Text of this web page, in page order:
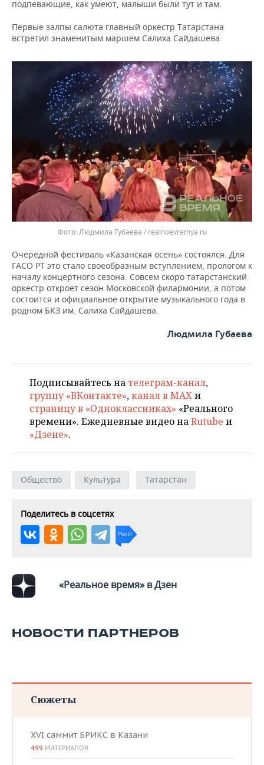
подпевающие, как умеют, малыши были тут и там.
Первые залпы салюта главный оркестр Татарстана
встретил знаменитым маршем Салиха Сайдашева.
Людмила Губаева / realnoevremya.ru
Очередной фестиваль «Казанская осень» состоялся. Для
ГАСО РТ это стало своеобразным вступлением, прологом к
началу концертного сезона. Совсем скоро татарстанский
оркестр откроет сезон Московской филармонии, а потом
состоится и официальное открытие музыкального года в
родном БКЗ им. Салиха Сайдашева.
Людмила Губаева
Подписывайтесь на телеграм-канал,
группу «ВКонтакте»,канал в MAXи
страницу в «Одноклассниках» «Реального
времени». Ежедневные видео наRutube и
«Дзене».
Общество Культура Татарстан
Поделитесь в соцсетях
«Реальное время» в Дзен
НОВОСТИ ПАРТНЕРОВ
Сюжеты
XVI саммит БРИКС в Казани
499 МАТЕРИАЛОВ